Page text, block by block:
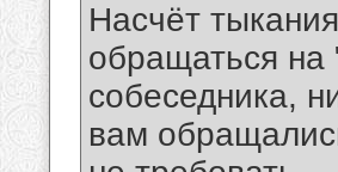
Насчёт
обращаться на
собеседника,
вам